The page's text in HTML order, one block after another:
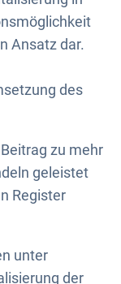
Ansatz dar.
des
zu mehr
geleistet
Register
unter
der